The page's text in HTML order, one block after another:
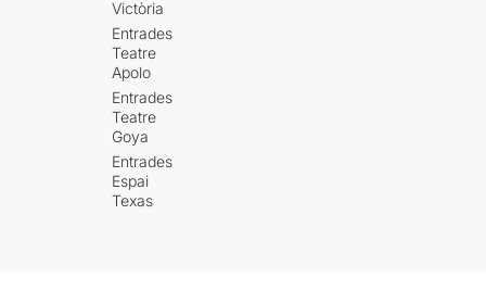
Victòria
Entrades
Teatre
Apolo
Entrades
Teatre
Goya
Entrades
Espai
Texas